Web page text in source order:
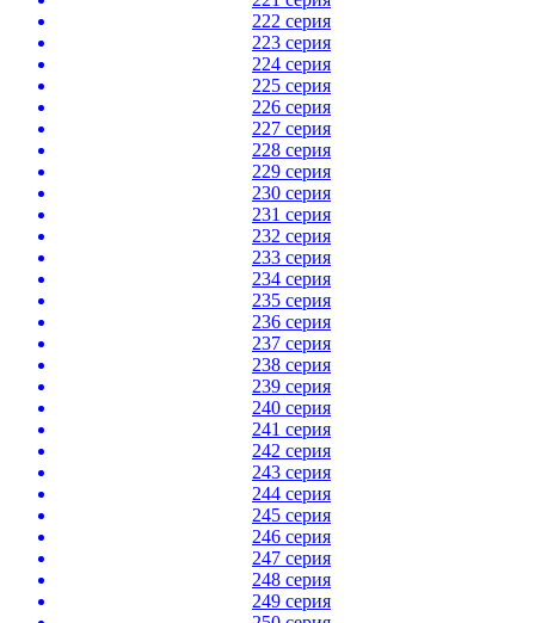
222 серия
223 серия
224 серия
225 серия
226 серия
227 серия
228 серия
229 серия
230 серия
231 серия
232 серия
233 серия
234 серия
235 серия
236 серия
237 серия
238 серия
239 серия
240 серия
241 серия
242 серия
243 серия
244 серия
245 серия
246 серия
247 серия
248 серия
249 серия